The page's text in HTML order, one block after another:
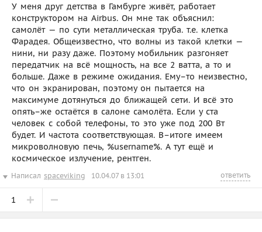
У меня друг детства в Гамбурге живёт, работает
конструктором на Airbus. Он мне так объяснил:
самолёт — по сути металлическая труба. т.е. клетка
Фарадея. Общеизвестно, что волны из такой клетки —
нини, ни разу даже. Поэтому мобильник разгоняет
передатчик на всё мощность, на все 2 ватта, а то и
больше. Даже в режиме ожидания. Ему–то неизвестно,
что он экранирован, поэтому он пытается на
максимуме дотянуться до ближащей сети. И всё это
опять–же остаётся в салоне самолёта. Если у ста
человек с собой телефоны, то это уже под 200 Вт
будет. И частота соответствующая. В–итоге имеем
микроволновую печь, %username%. А тут ещё и
космическое излучение, рентген.
Написал spaceviking 10.04.07 в 13:01 ответить
1